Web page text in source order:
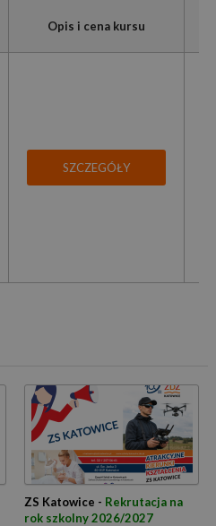
Opis i cena kursu
SZCZEGÓŁY
ZS Katowice - Rekrutacja na
rok szkolny 2026/2027